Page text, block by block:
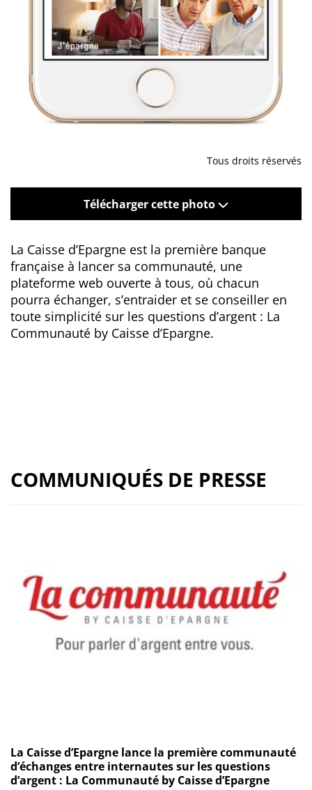
Tous droits réservés
Télécharger cette photo
La Caisse d’Epargne est la première banque
française à lancer sa communauté, une
plateforme web ouverte à tous, où chacun
pourra échanger, s’entraider et se conseiller en
toute simplicité sur les questions d’argent : La
Communauté by Caisse d’Epargne.
COMMUNIQUÉS DE PRESSE
La Caisse d’Epargne lance la première communauté
d’échanges entre internautes sur les questions
d’argent : La Communauté by Caisse d’Epargne